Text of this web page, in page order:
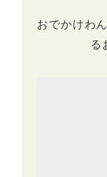
おでかけわ
る